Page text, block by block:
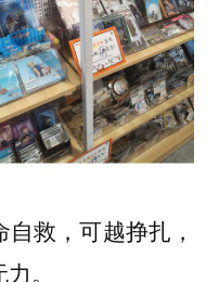
救，可越挣扎，
。